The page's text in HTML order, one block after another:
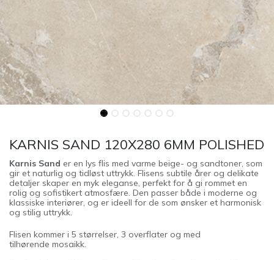
KARNIS SAND 120X280 6MM POLISHED
Karnis Sand er en lys flis med varme beige- og sandtoner, som
gir et naturlig og tidløst uttrykk. Flisens subtile årer og delikate
detaljer skaper en myk eleganse, perfekt for å gi rommet en
rolig og sofistikert atmosfære. Den passer både i moderne og
klassiske interiører, og er ideell for de som ønsker et harmonisk
og stilig uttrykk.
Flisen kommer i 5 størrelser, 3 overflater og med
tilhørende mosaikk.